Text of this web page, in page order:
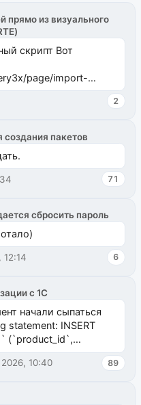
прямо из визуального
скрипт Вот
page/import-
2
создания пакетов
71
сбросить пароль
12:14 6
с 1С
начали сыпаться
statement: INSERT
(`product_id`,
2026, 10:40 89